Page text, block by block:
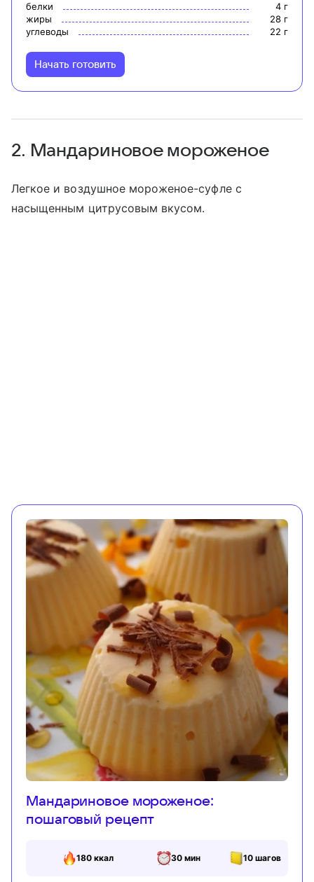
белки 4 г
жиры
28 г
углеводы
22 г
Начать готовить
2. Мандариновое мороженое
Легкое и воздушное мороженое-суфле с
насыщенным цитрусовым вкусом.
Мандариновое мороженое:
пошаговый рецепт
180ккал 30 мин 10 шагов